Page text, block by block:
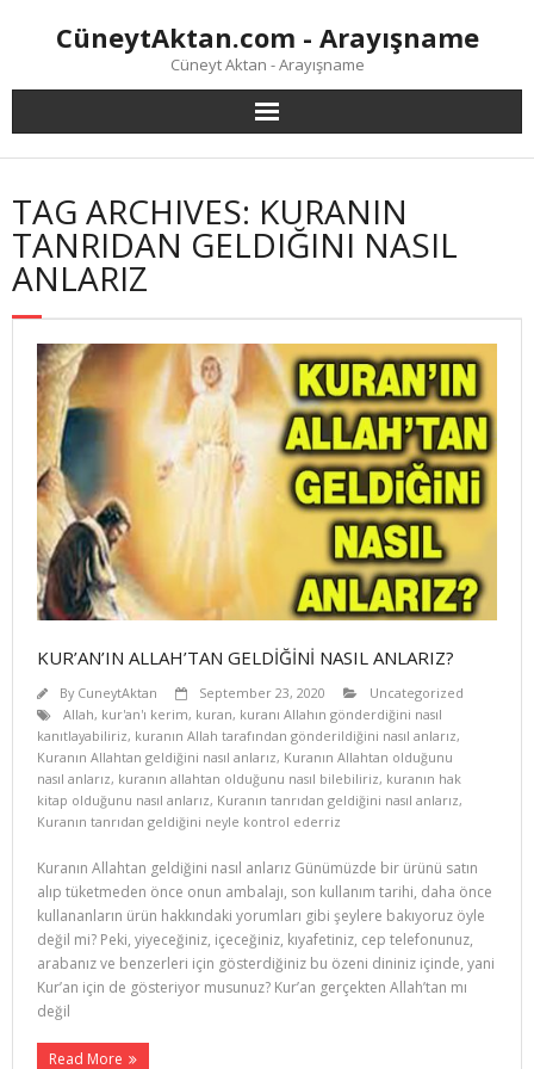
CüneytAktan.com - Arayışname
Cüneyt Aktan - Arayışname
TAG ARCHIVES: KURANIN
TANRIDAN GELDIĞINI NASIL
ANLARIZ
KUR’AN’IN ALLAH’TAN GELDİĞİNİ NASIL ANLARIZ?
By CuneytAktan September 23, 2020
Uncategorized
Allah, kur'an'ı kerim, kuran, kuranı Allahın gönderdiğini nasıl
kanıtlayabiliriz, kuranın Allah tarafından gönderildiğini nasıl anlarız,
Kuranın Allahtan geldiğini nasıl anlarız, Kuranın Allahtan olduğunu
nasıl anlarız, kuranın allahtan olduğunu nasıl bilebiliriz, kuranın hak
kitap olduğunu nasıl anlarız, Kuranın tanrıdan geldiğini nasıl anlarız,
Kuranın tanrıdan geldiğini neyle kontrol ederriz
Kuranın Allahtan geldiğini nasıl anlarız Günümüzde bir ürünü satın
alıp tüketmeden önce onun ambalajı, son kullanım tarihi, daha önce
kullananların ürün hakkındaki yorumları gibi şeylere bakıyoruz öyle
değil mi? Peki, yiyeceğiniz, içeceğiniz, kıyafetiniz, cep telefonunuz,
arabanız ve benzerleri için gösterdiğiniz bu özeni dininiz içinde, yani
Kur’an için de gösteriyor musunuz? Kur’an gerçekten Allah’tan mı
değil
Read More